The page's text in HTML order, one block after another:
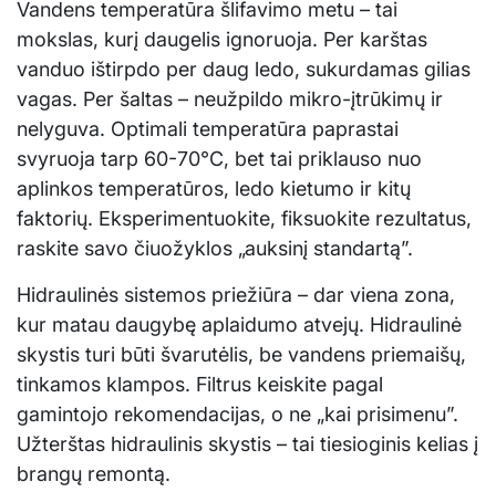
Vandens temperatūra šlifavimo metu – tai
mokslas, kurį daugelis ignoruoja. Per karštas
vanduo ištirpdo per daug ledo, sukurdamas gilias
vagas. Per šaltas – neužpildo mikro-įtrūkimų ir
nelyguva. Optimali temperatūra paprastai
svyruoja tarp 60-70°C, bet tai priklauso nuo
aplinkos temperatūros, ledo kietumo ir kitų
faktorių. Eksperimentuokite, fiksuokite rezultatus,
raskite savo čiuožyklos „auksinį standartą”.
Hidraulinės sistemos priežiūra – dar viena zona,
kur matau daugybę aplaidumo atvejų. Hidraulinė
skystis turi būti švarutėlis, be vandens priemaišų,
tinkamos klampos. Filtrus keiskite pagal
gamintojo rekomendacijas, o ne „kai prisimenu”.
Užterštas hidraulinis skystis – tai tiesioginis kelias į
brangų remontą.